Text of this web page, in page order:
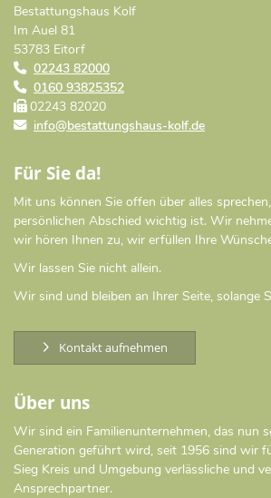
Bestattungshaus Kolf
Im Auel 81
53783 Eitorf
02243 82000
0160 93825352
02243 82020
info@bestattungshaus-kolf.de
Für Sie da!
Mit uns können Sie offen über alles
persönlichen Abschied wichtig ist. Wir
wir hören Ihnen zu, wir erfüllen Ihre
Wir lassen Sie nicht allein.
Wir sind und bleiben an Ihrer Seite, solange
Kontakt aufnehmen
Über uns
Wir sind ein Familienunternehmen, das nun
Generation geführt wird, seit 1956 sind wir
Sieg Kreis und Umgebung verlässliche und
Ansprechpartner.